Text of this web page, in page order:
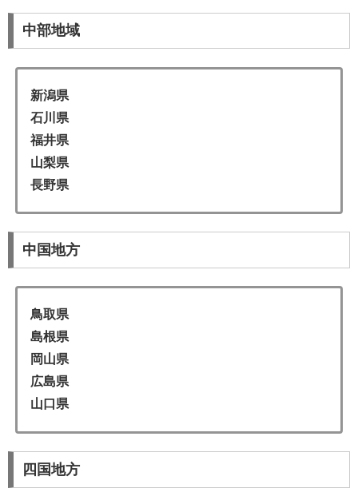
中部地域
新潟県
石川県
福井県
山梨県
長野県
中国地方
鳥取県
島根県
岡山県
広島県
山口県
四国地方